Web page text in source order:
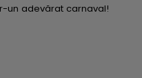
un adevărat carnaval!